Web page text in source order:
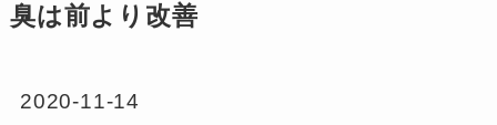
臭は前より改善
2020-11-14